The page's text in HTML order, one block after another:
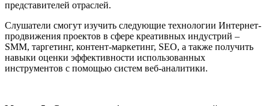
представителей отраслей.
Слушатели смогут изучить следующие технологии Интернет-
продвижения проектов в сфере креативных индустрий –
SMM, таргетинг, контент-маркетинг, SEO, а также получить
навыки оценки эффективности использованных
инструментов с помощью систем веб-аналитики.